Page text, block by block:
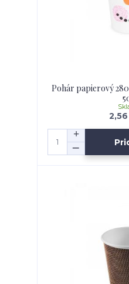
Pohár papierový